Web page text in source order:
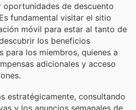
de descuento
fundamental visitar el sitio
móvil para estar al tanto de
los beneficios
para los miembros, quienes a
adicionales y acceso
estratégicamente, consultando
y los anuncios semanales de